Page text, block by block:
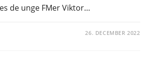
de unge FMer Viktor…
26. DECEMBER 2022